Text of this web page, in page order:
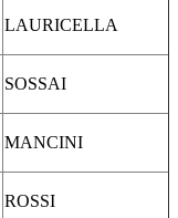
LAURICELLA
SOSSAI
MANCINI
ROSSI